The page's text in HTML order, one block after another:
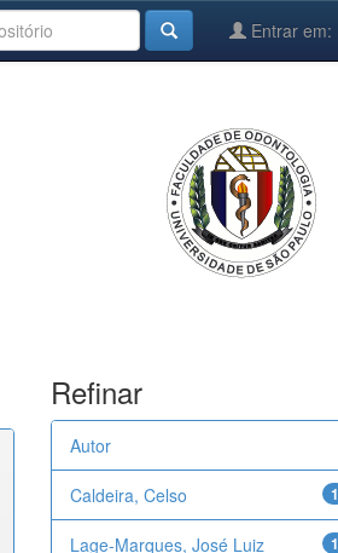
Entrar em:
Refinar
Autor
1
Caldeira, Celso
1
Lage-Marques, José Luiz